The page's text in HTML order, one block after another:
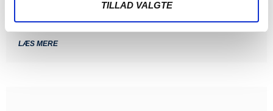
TILLAD VALGTE
divisionsklubben Nykøbing FC i hele 2026/2027-sæsonen.
Sønderjyske Fodbold
LÆS MERE